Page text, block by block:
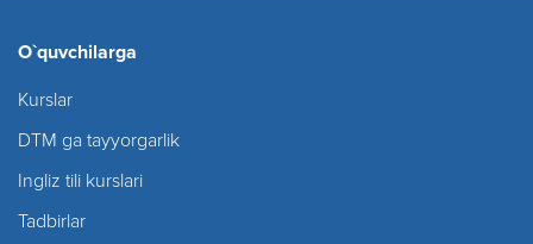
O`quvchilarga
Kurslar
DTM ga tayyorgarlik
Ingliz tili kurslari
Tadbirlar